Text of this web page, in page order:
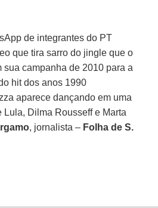
de integrantes do PT
que tira sarro do jingle que o
sua campanha de 2010 para a
hit dos anos 1990
aparece dançando em uma
Lula, Dilma Rousseff e Marta
, jornalista – Folha de S.